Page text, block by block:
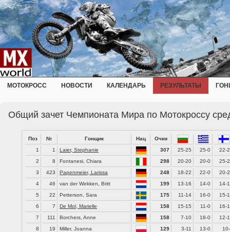
МОТОКРОСС НОВОСТИ КАЛЕНДАРЬ РЕЗУЛЬТАТЫ
Общий зачет Чемпионата Мира по Мотокроссу
Поз № Гонщик Нац
Очки
1
1 Laier, Stephanie 307 25-25 25-0
22-
2
8 Fontanesi, Chiara 298 20-20 20-0
25-
3
423 Papenmeier, Larissa 248 18-22 22-0
20-
4
46 van der Wekken, Britt 199 13-16 14-0
14-
5
22 Petterson, Sara 175 11-14 16-0
15-
6
7 De Mol, Marielle 158 15-15 11-0
16-
7
111 Borchers, Anne 158 7-10 18-0
12-
8
19 Miller, Joanna 129 3-11 13-0